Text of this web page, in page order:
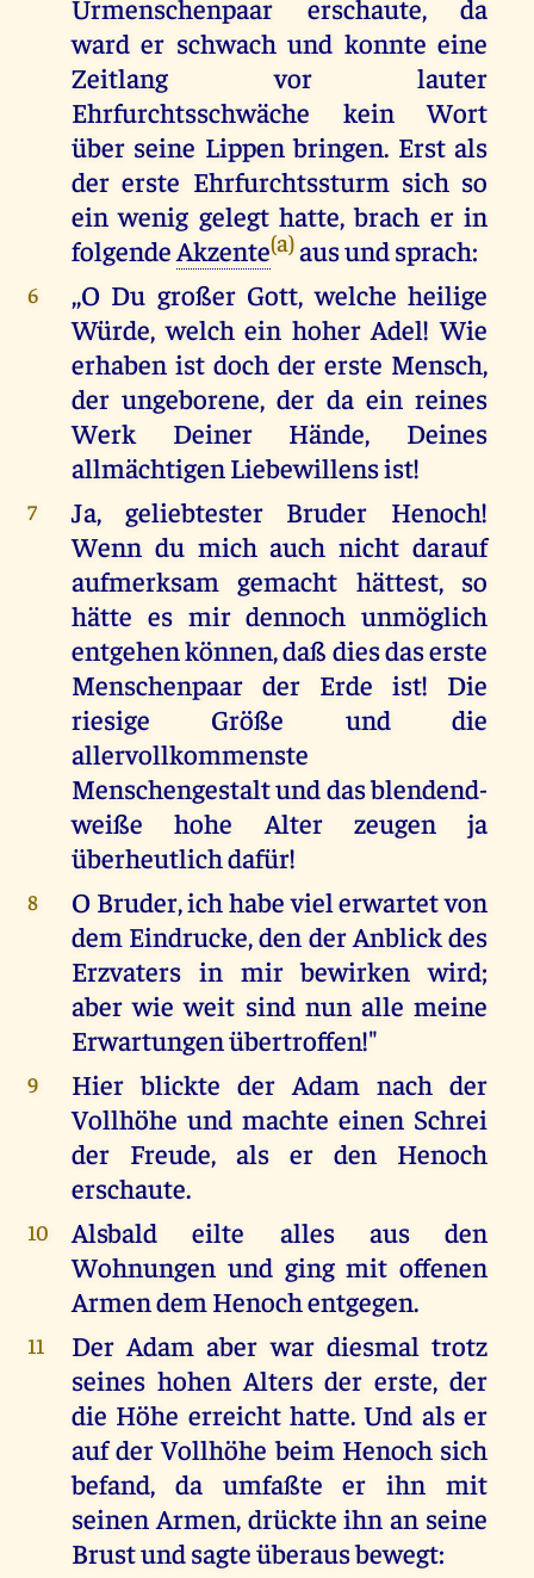
Urmenschenpaar erschaute, da
ward er schwach und konnte eine
Zeitlang vor lauter
Ehrfurchtsschwäche kein Wort
über seine Lippen bringen. Erst als
der erste Ehrfurchtssturm sich so
ein wenig gelegt hatte, brach er in
folgendeAkzente(a)aus und sprach:
6
,,O Du großer Gott, welche heilige
Würde, welch ein hoher Adel! Wie
erhaben ist doch der erste Mensch,
der ungeborene, der da ein reines
Werk Deiner Hände, Deines
allmächtigen Liebewillens ist!
7
Ja, geliebtester Bruder Henoch!
Wenn du mich auch nicht darauf
aufmerksam gemacht hättest, so
hätte es mir dennoch unmöglich
entgehen können, daß dies das erste
Menschenpaar der Erde ist! Die
riesige Größe und die
allervollkommenste
Menschengestalt und das blendend-
weiße hohe Alter zeugen ja
überheutlich dafür!
8
O Bruder, ich habe viel erwartet von
dem Eindrucke, den der Anblick des
Erzvaters in mir bewirken wird;
aber wie weit sind nun alle meine
Erwartungen übertroffen!"
9
Hier blickte der Adam nach der
Vollhöhe und machte einen Schrei
der Freude, als er den Henoch
erschaute.
10
Alsbald eilte alles aus den
Wohnungen und ging mit offenen
Armen dem Henoch entgegen.
11
Der Adam aber war diesmal trotz
seines hohen Alters der erste, der
die Höhe erreicht hatte. Und als er
auf der Vollhöhe beim Henoch sich
befand, da umfaßte er ihn mit
seinen Armen, drückte ihn an seine
Brust und sagte überaus bewegt: